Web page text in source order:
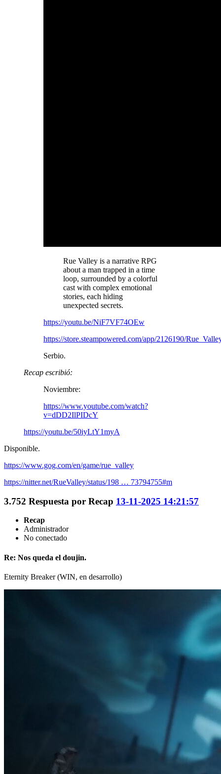
Rue Valley is a narrative RPG
about a man trapped in a time
loop, surrounded by a colorful
cast with complex emotional
stories, each hiding
unexpected secrets.
https://youtu.be/NiF7VF74OEw
https://store.steampowered.com/app/2126190/
Serbio.
Recap escribió:
Noviembre:
https://www.youtube.com/watch?
v=dDD2IlPIDcY
https://youtu.be/50iyLtY1myA
Disponible.
https://www.gog.com/en/game/rue_valley
https://nitter.net/RueValley/status/198 … 73794755#m
3.752 Respuesta por Recap 13-11-2025 14:21:57
Recap
Administrador
No conectado
Re: Nos queda el doujin.
Eternity Breaker (WIN, en desarrollo)